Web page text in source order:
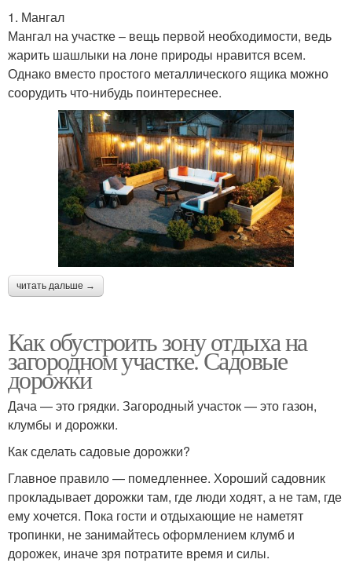
1. Мангал
Мангал на участке – вещь первой необходимости, ведь
жарить шашлыки на лоне природы нравится всем.
Однако вместо простого металлического ящика можно
соорудить что-нибудь поинтереснее.
читать дальше →
Как обустроить зону отдыха на
загородном участке. Садовые
дорожки
Дача — это грядки. Загородный участок — это газон,
клумбы и дорожки.
Как сделать садовые дорожки?
Главное правило — помедленнее. Хороший садовник
прокладывает дорожки там, где люди ходят, а не там, где
ему хочется. Пока гости и отдыхающие не наметят
тропинки, не занимайтесь оформлением клумб и
дорожек, иначе зря потратите время и силы.